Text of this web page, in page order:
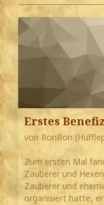
Erstes
von RonRon
Zum ersten Mal
Zauberer und
Zauberer und
organisiert hatte,